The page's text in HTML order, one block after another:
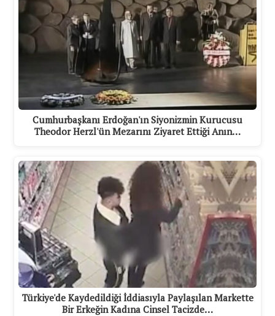
Cumhurbaşkanı Erdoğan'ın Siyonizmin Kurucusu
Theodor Herzl'ün Mezarını Ziyaret Ettiği Anın…
Türkiye'de Kaydedildiği İddiasıyla Paylaşılan Markette
Bir Erkeğin Kadına Cinsel Tacizde…